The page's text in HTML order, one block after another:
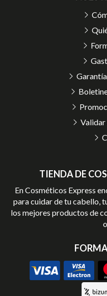
TIENDA DE
En Cosméticos Express
para cuidar de tu cabello,
los mejores productos de
Validar